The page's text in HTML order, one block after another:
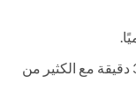
يتم تناول الكبسولة قبل وجبة الإفطار بـ30 دقيقة مع الكثير من